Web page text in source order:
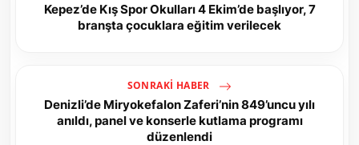
Kepez’de Kış Spor Okulları 4 Ekim’de başlıyor, 7
branşta çocuklara eğitim verilecek
SONRAKI HABER
Denizli’de Miryokefalon Zaferi’nin 849’uncu yılı
anıldı, panel ve konserle kutlama programı
düzenlendi